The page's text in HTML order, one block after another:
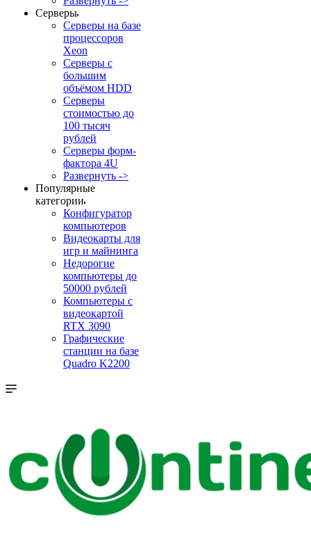
Серверы
Серверы на базе
процессоров
Xeon
Серверы с
большим
объёмом HDD
Серверы
стоимостью до
100 тысяч
рублей
Серверы форм-
фактора 4U
Развернуть ->
Популярные
категории
Конфигуратор
компьютеров
Видеокарты для
игр и майнинга
Недорогие
компьютеры до
50000 рублей
Компьютеры с
видеокартой
RTX 3090
Графические
станции на базе
Quadro K2200